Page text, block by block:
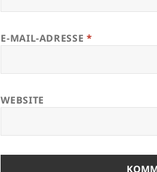
E-MAIL-ADRESSE *
WEBSITE